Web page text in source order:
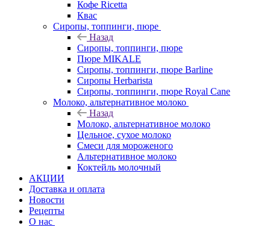
Кофе Ricetta
Квас
Сиропы, топпинги, пюре
Назад
Сиропы, топпинги, пюре
Пюре MIKALE
Сиропы, топпинги, пюре Barline
Сиропы Herbarista
Сиропы, топпинги, пюре Royal Cane
Молоко, альтернативное молоко
Назад
Молоко, альтернативное молоко
Цельное, сухое молоко
Смеси для мороженого
Альтернативное молоко
Коктейль молочный
АКЦИИ
Доставка и оплата
Новости
Рецепты
О нас